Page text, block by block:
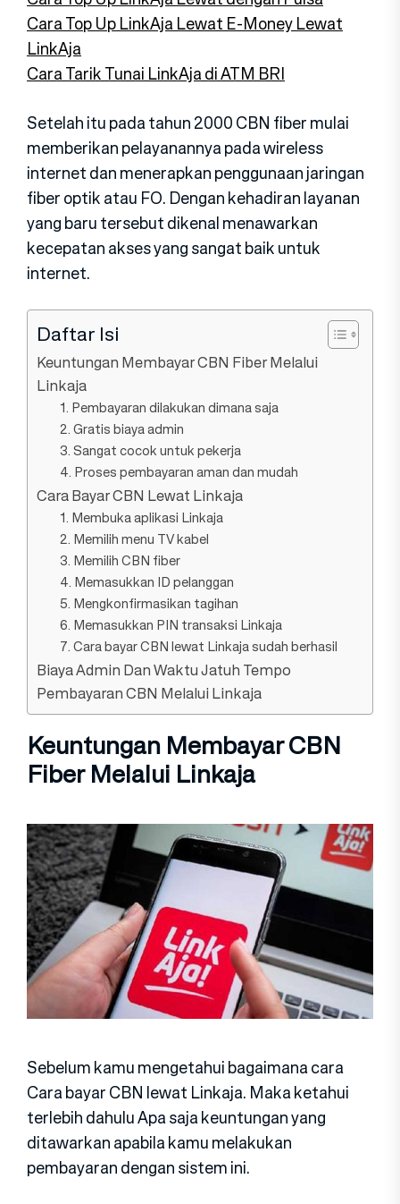
Cara Top Up LinkAja Lewat E-Money Lewat
LinkAja
Cara Tarik Tunai LinkAja di ATM BRI
Setelah itu pada tahun 2000 CBN fiber mulai
memberikan pelayanannya pada wireless
internet dan menerapkan penggunaan jaringan
fiber optik atau FO. Dengan kehadiran layanan
yang baru tersebut dikenal menawarkan
kecepatan akses yang sangat baik untuk
internet.
Daftar Isi
Keuntungan Membayar CBN Fiber Melalui
Linkaja
1. Pembayaran dilakukan dimana saja
2. Gratis biaya admin
3. Sangat cocok untuk pekerja
4. Proses pembayaran aman dan mudah
Cara Bayar CBN Lewat Linkaja
1. Membuka aplikasi Linkaja
2. Memilih menu TV kabel
3. Memilih CBN fiber
4. Memasukkan ID pelanggan
5. Mengkonfirmasikan tagihan
6. Memasukkan PIN transaksi Linkaja
7. Cara bayar CBN lewat Linkaja sudah berhasil
Biaya Admin Dan Waktu Jatuh Tempo
Pembayaran CBN Melalui Linkaja
Keuntungan Membayar CBN
Fiber Melalui Linkaja
Sebelum kamu mengetahui bagaimana cara
Cara bayar CBN lewat Linkaja. Maka ketahui
terlebih dahulu Apa saja keuntungan yang
ditawarkan apabila kamu melakukan
pembayaran dengan sistem ini.